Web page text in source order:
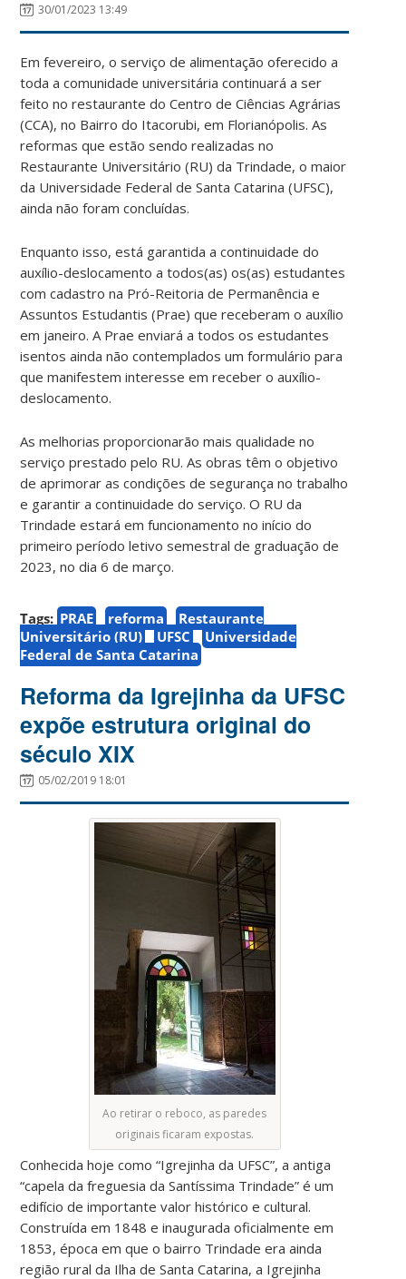
30/01/2023 13:49
Em fevereiro, o serviço de alimentação oferecido a
toda a comunidade universitária continuará a ser
feito no restaurante do Centro de Ciências Agrárias
(CCA), no Bairro do Itacorubi, em Florianópolis. As
reformas que estão sendo realizadas no
Restaurante Universitário (RU) da Trindade, o maior
da Universidade Federal de Santa Catarina (UFSC),
ainda não foram concluídas.
Enquanto isso, está garantida a continuidade do
auxílio-deslocamento a todos(as) os(as) estudantes
com cadastro na Pró-Reitoria de Permanência e
Assuntos Estudantis (Prae) que receberam o auxílio
em janeiro. A Prae enviará a todos os estudantes
isentos ainda não contemplados um formulário para
que manifestem interesse em receber o auxílio-
deslocamento.
As melhorias proporcionarão mais qualidade no
serviço prestado pelo RU. As obras têm o objetivo
de aprimorar as condições de segurança no trabalho
e garantir a continuidade do serviço. O RU da
Trindade estará em funcionamento no início do
primeiro período letivo semestral de graduação de
2023, no dia 6 de março.
Tags: PRAE reforma
Restaurante
Universitário (RU)
UFSC
Universidade
Federal de Santa Catarina
Reforma da Igrejinha da UFSC
expõe estrutura original do
século XIX
05/02/2019 18:01
Ao retirar o reboco, as paredes
originais ficaram expostas.
Conhecida hoje como “Igrejinha da UFSC”, a antiga
“capela da freguesia da Santíssima Trindade” é um
edifício de importante valor histórico e cultural.
Construída em 1848 e inaugurada oficialmente em
1853, época em que o bairro Trindade era ainda
região rural da Ilha de Santa Catarina, a Igrejinha